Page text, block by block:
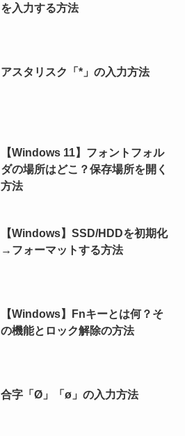
を入力する方法
アスタリスク「*」の入力方法
【Windows 11】フォントフォル
ダの場所はどこ？保存場所を開く
方法
【Windows】SSD/HDDを初期化
→フォーマットする方法
【Windows】Fnキーとは何？そ
の機能とロック解除の方法
合字「Ø」「ø」の入力方法